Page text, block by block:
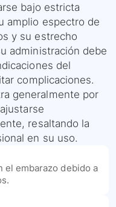
bajo estricta
amplio espectro de
y su estrecho
administración debe
del
complicaciones.
generalmente por
resaltando la
en su uso.
el embarazo debido a